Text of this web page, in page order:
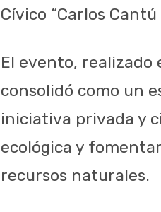
Cívico “Carlos Cantú
El evento, realizado
consolidó como un
iniciativa privada y
ecológica y
recursos naturales.